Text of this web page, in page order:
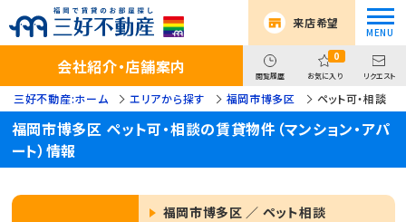
来店希望
会社紹介・店舗案内 閲覧履歴
0
お気に入り リクエスト
三好不動産:ホーム エリアから探す 福岡市博多区 ペット可・相談
福岡市博多区 ペット可・相談の賃貸物件（マンション・アパ
ート）情報
福岡市博多区 ／ ペット相談